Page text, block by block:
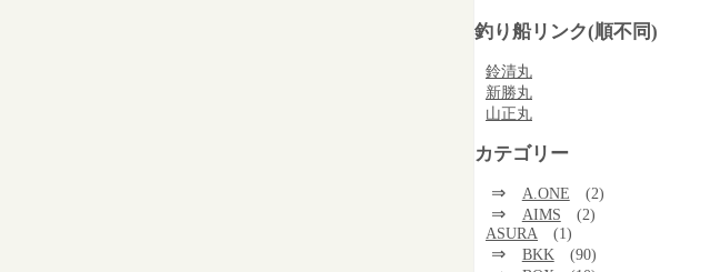
釣り船リンク(順不同)
鈴清丸
新勝丸
山正丸
カテゴリー
⇒ A.ONE (2)
⇒ AIMS
(2)
ASURA
(1)
⇒ BKK (90)